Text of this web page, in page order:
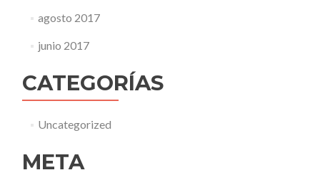
agosto 2017
junio 2017
CATEGORÍAS
Uncategorized
META